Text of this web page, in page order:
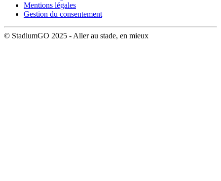
Mentions légales
Gestion du consentement
© StadiumGO 2025 - Aller au stade, en mieux